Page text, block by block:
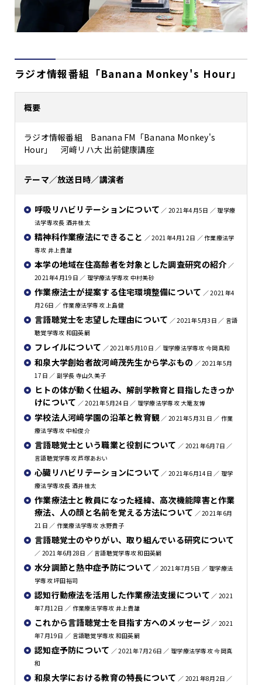
ラジオ情報番組「Banana Monkey's Hour」
概要
ラジオ情報番組 Banana FM「Banana Monkey's
Hour」 河﨑リハ大 出前健康講座
テーマ／放送日時／講演者
呼吸リハビリテーションについて ／ 2021年4月5日 ／ 理学療
法学専攻長 酒井桂太
精神科作業療法にできること ／ 2021年4月12日 ／ 作業療法学
専攻 井上貴雄
本学の地域在住高齢者を対象とした調査研究の紹介 ／
2021年4月19日 ／ 理学療法学専攻 中村美砂
作業療法士が提案する住宅環境整備について ／ 2021年4
月26日 ／ 作業療法学専攻 上島健
言語聴覚士を志望した理由について ／ 2021年5月3日 ／ 言語
聴覚学専攻 和田英嗣
フレイルについて ／ 2021年5月10日 ／ 理学療法学専攻 今岡真和
和泉大学創始者故河﨑茂先生から学ぶもの ／ 2021年5月
17日 ／ 副学長 寺山久美子
ヒトの体が動く仕組み、解剖学教育と目指したきっか
けについて ／ 2021年5月24日 ／ 理学療法学専攻 大篭友博
学校法人河﨑学園の沿革と教育観 ／ 2021年5月31日 ／ 作業
療法学専攻 中柗俊介
言語聴覚士という職業と役割について ／ 2021年6月7日 ／
言語聴覚学専攻 芦塚あおい
心臓リハビリテーションについて ／ 2021年6月14日 ／ 理学
療法学専攻長 酒井桂太
作業療法士と教員になった経緯、高次機能障害と作業
療法、人の顔と名前を覚える方法について ／ 2021年6月
21日 ／ 作業療法学専攻 水野貴子
言語聴覚士のやりがい、取り組んでいる研究について
／ 2021年6月28日 ／ 言語聴覚学専攻 和田英嗣
水分調節と熱中症予防について ／ 2021年7月5日 ／ 理学療法
学専攻 坪田裕司
認知行動療法を活用した作業療法支援について ／ 2021
年7月12日 ／ 作業療法学専攻 井上貴雄
これから言語聴覚士を目指す方へのメッセージ／ 2021
年7月19日 ／ 言語聴覚学専攻 和田英嗣
認知症予防について ／ 2021年7月26日 ／ 理学療法学専攻 今岡真
和
和泉大学における教育の特長について ／ 2021年8月2日 ／